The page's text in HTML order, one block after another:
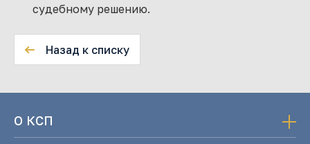
судебному решению.
Назад к списку
О КСП